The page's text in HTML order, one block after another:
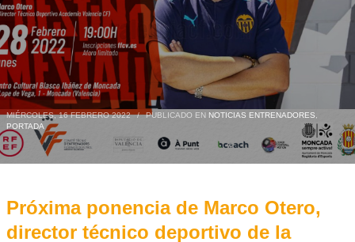
MIÉRCOLES, 16 FEBRERO 2022 / PUBLICADO EN NOTICIAS ENTRENADORES
PORTADA
Próxima ponencia de Marco Otero,
director técnico deportivo de la